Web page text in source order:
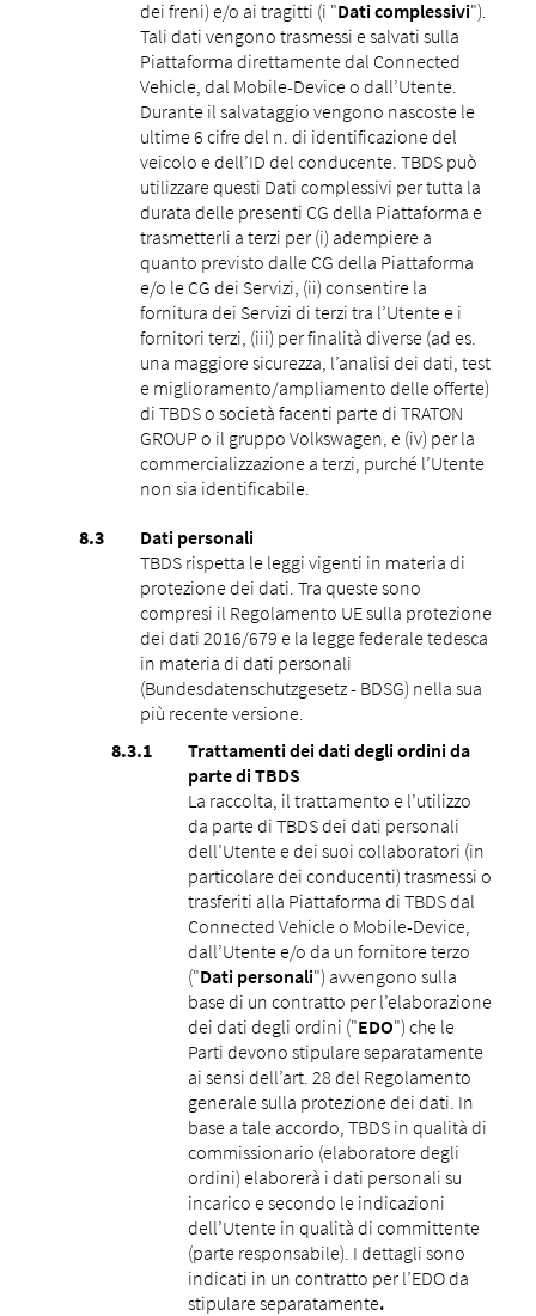
dei freni) e/o ai tragitti (i "Dati complessivi").
Tali dati vengono trasmessi e salvati sulla
Piattaforma direttamente dal Connected
Vehicle, dal Mobile-Device o dall’Utente.
Durante il salvataggio vengono nascoste le
ultime 6 cifre del n. di identificazione del
veicolo e dell’ID del conducente. TBDS può
utilizzare questi Dati complessivi per tutta la
durata delle presenti CG della Piattaforma e
trasmetterli a terzi per (i) adempiere a
quanto previsto dalle CG della Piattaforma
e/o le CG dei Servizi, (ii) consentire la
fornitura dei Servizi di terzi tra l’Utente e i
fornitori terzi, (iii) per finalità diverse (ad es.
una maggiore sicurezza, l’analisi dei dati, test
e miglioramento/ampliamento delle offerte)
di TBDS o società facenti parte di TRATON
GROUP o il gruppo Volkswagen, e (iv) per la
commercializzazione a terzi, purché l’Utente
non sia identificabile.
Dati personali
TBDS rispetta le leggi vigenti in materia di
protezione dei dati. Tra queste sono
compresi il Regolamento UE sulla protezione
dei dati 2016/679 e la legge federale tedesca
in materia di dati personali
(Bundesdatenschutzgesetz - BDSG) nella sua
più recente versione.
Trattamenti dei dati degli ordini da
parte di TBDS
La raccolta, il trattamento e l’utilizzo
da parte di TBDS dei dati personali
dell’Utente e dei suoi collaboratori (in
particolare dei conducenti) trasmessi o
trasferiti alla Piattaforma di TBDS dal
Connected Vehicle o Mobile-Device,
dall’Utente e/o da un fornitore terzo
("Dati personali") avvengono sulla
base di un contratto per l’elaborazione
dei dati degli ordini ("EDO") che le
Parti devono stipulare separatamente
ai sensi dell’art. 28 del Regolamento
generale sulla protezione dei dati. In
base a tale accordo, TBDS in qualità di
commissionario (elaboratore degli
ordini) elaborerà i dati personali su
incarico e secondo le indicazioni
dell’Utente in qualità di committente
(parte responsabile). I dettagli sono
indicati in un contratto per l’EDO da
stipulare separatamente.